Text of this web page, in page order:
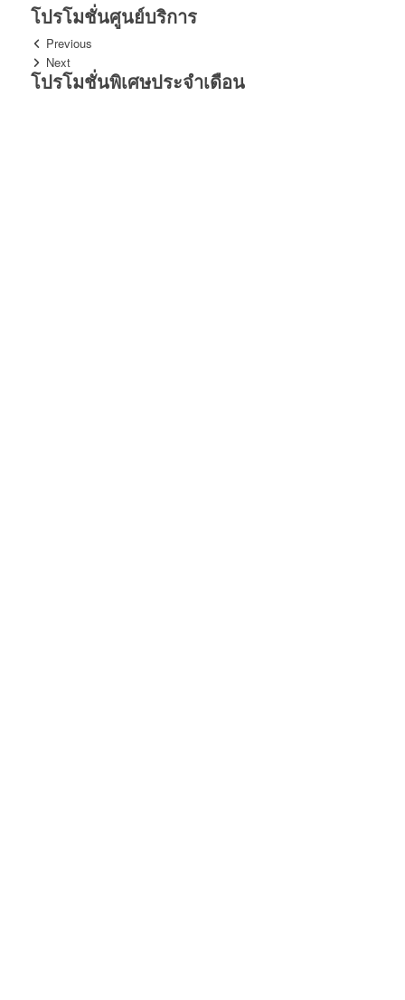
โปรโมชั่นศูนย์บริการ
Previous
Next
โปรโมชั่นพิเศษประจำเดือน